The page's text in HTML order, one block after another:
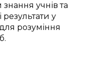
учнів та
у
розуміння